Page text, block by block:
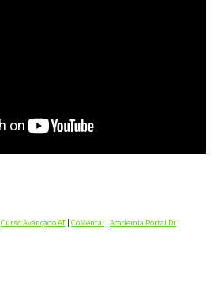
Curso Avançado AT | CoMental | Academia Portal Dr